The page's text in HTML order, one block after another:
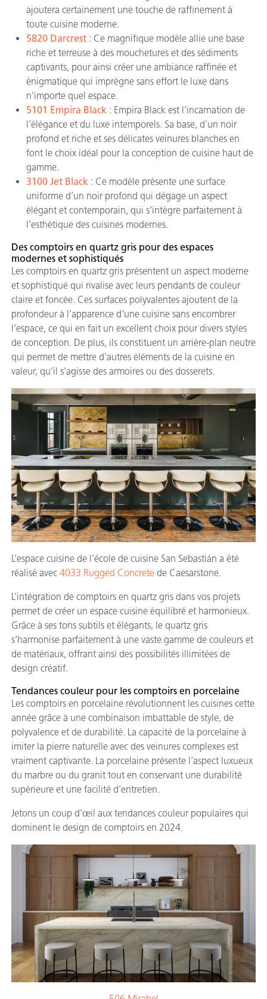
ajoutera certainement une touche de raffinement à
toute cuisine moderne.
5820 Darcrest : Ce magnifique modèle allie une base
riche et terreuse à des mouchetures et des sédiments
captivants, pour ainsi créer une ambiance raffinée et
énigmatique qui imprègne sans effort le luxe dans
n’importe quel espace.
5101 Empira Black : Empira Black est l’incarnation de
l’élégance et du luxe intemporels. Sa base, d’un noir
profond et riche et ses délicates veinures blanches en
font le choix idéal pour la conception de cuisine haut de
gamme.
3100 Jet Black : Ce modèle présente une surface
uniforme d’un noir profond qui dégage un aspect
élégant et contemporain, qui s’intègre parfaitement à
l’esthétique des cuisines modernes.
Des comptoirs en quartz gris pour des espaces
modernes et sophistiqués
Les comptoirs en quartz gris présentent un aspect moderne
et sophistiqué qui rivalise avec leurs pendants de couleur
claire et foncée. Ces surfaces polyvalentes ajoutent de la
profondeur à l’apparence d’une cuisine sans encombrer
l’espace, ce qui en fait un excellent choix pour divers styles
de conception. De plus, ils constituent un arrière-plan neutre
qui permet de mettre d’autres éléments de la cuisine en
valeur, qu’il s’agisse des armoires ou des dosserets.
L’espace cuisine de l’école de cuisine San Sebastián a été
réalisé avec 4033 Rugged Concrete de Caesarstone.
L’intégration de comptoirs en quartz gris dans vos projets
permet de créer un espace cuisine équilibré et harmonieux.
Grâce à ses tons subtils et élégants, le quartz gris
s’harmonise parfaitement à une vaste gamme de couleurs et
de matériaux, offrant ainsi des possibilités illimitées de
design créatif.
Tendances couleur pour les comptoirs en porcelaine
Les comptoirs en porcelaine révolutionnent les cuisines cette
année grâce à une combinaison imbattable de style, de
polyvalence et de durabilité. La capacité de la porcelaine à
imiter la pierre naturelle avec des veinures complexes est
vraiment captivante. La porcelaine présente l’aspect luxueux
du marbre ou du granit tout en conservant une durabilité
supérieure et une facilité d’entretien.
Jetons un coup d’œil aux tendances couleur populaires qui
dominent le design de comptoirs en 2024.